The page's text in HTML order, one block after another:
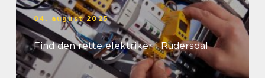
04. august 2025
Find den rette elektriker i Rudersdal